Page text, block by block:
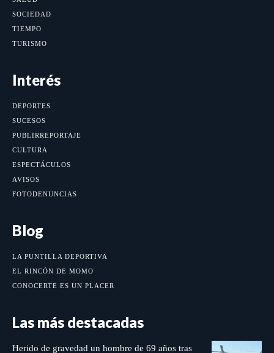
SOCIEDAD
TIEMPO
TURISMO
Interés
DEPORTES
SUCESOS
PUBLIRREPORTAJE
CULTURA
ESPECTÁCULOS
AVISOS
FOTODENUNCIAS
Blog
LA PUNTILLA DEPORTIVA
EL RINCÓN DE MOMO
CONOCERTE ES UN PLACER
Las más destacadas
Herido de gravedad un hombre de 69 años tras